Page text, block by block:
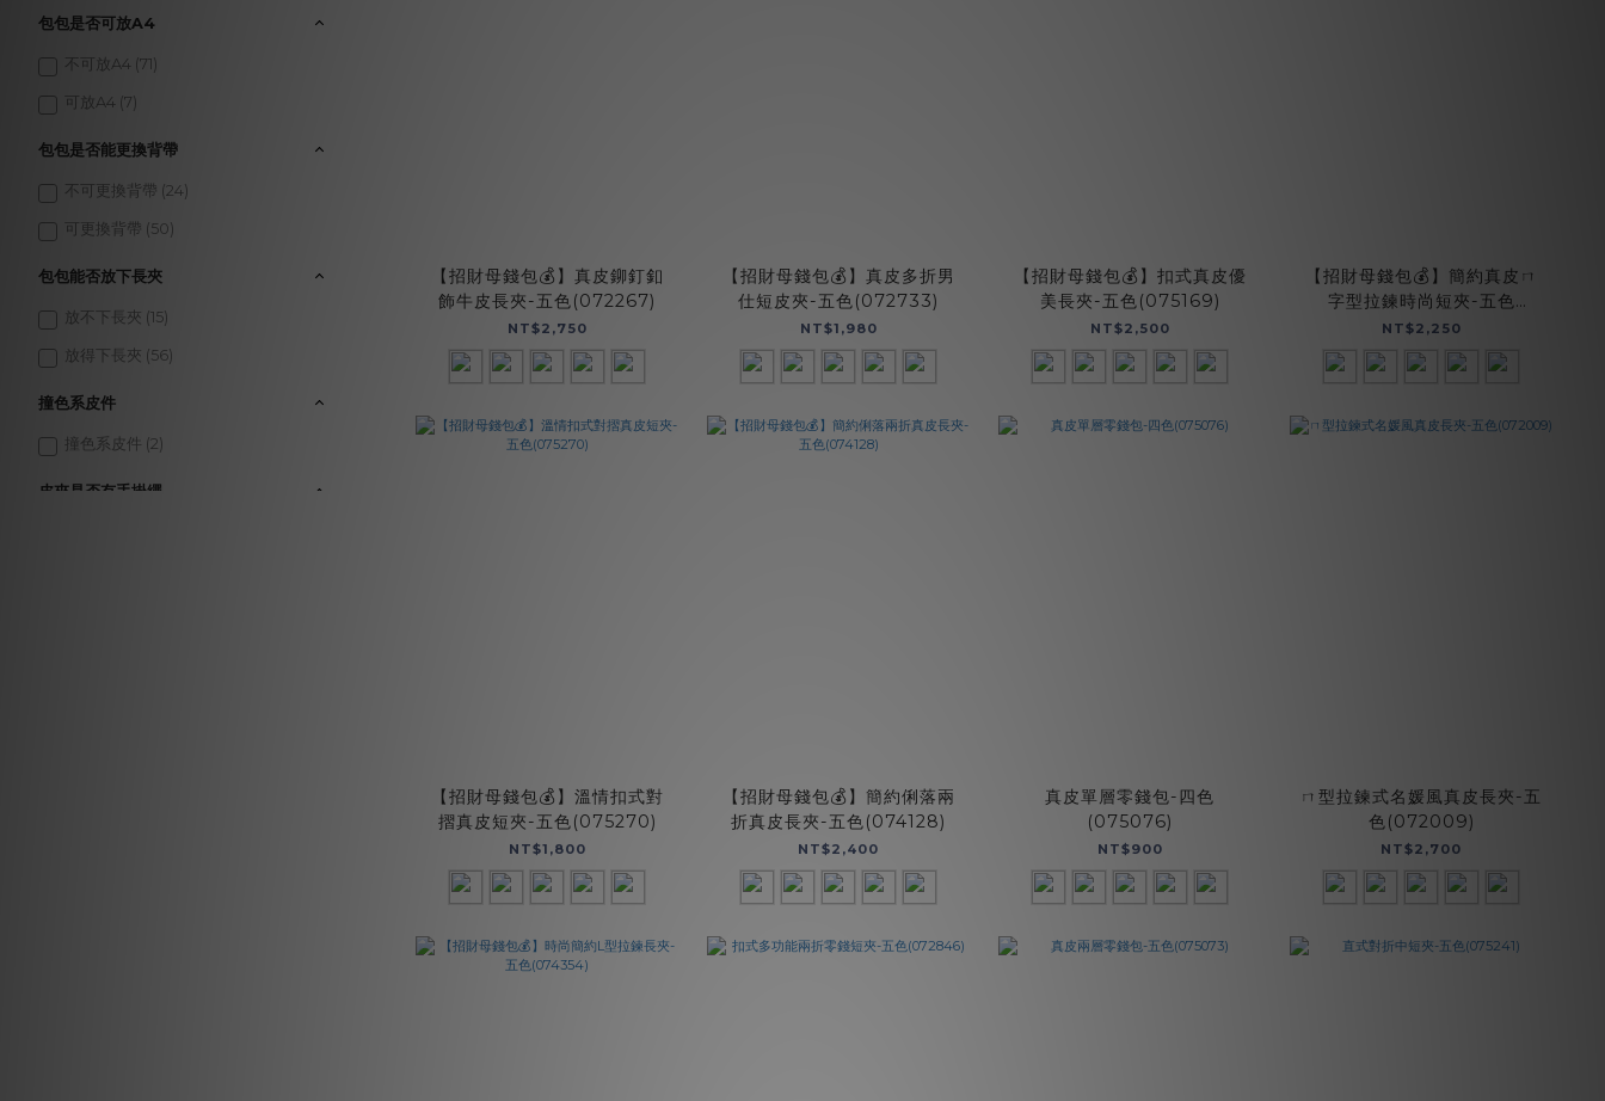
包包是否可放A4
不可放A4 (71)
可放A4 (7)
包包是否能更換背帶
不可更換背帶 (24)
可更換背帶 (50)
包包能否放下長夾
放不下長夾 (15)
放得下長夾 (56)
撞色系皮件
撞色系皮件 (2)
皮夾是否有手掛繩
【招財母錢包💰】真皮鉚釘釦
飾牛皮長夾-五色(072267)
NT$2,750
【招財母錢包💰】真皮多折男
仕短皮夾-五色(072733)
NT$1,980
【招財母錢包💰】扣式真皮優
美長夾-五色(075169)
NT$2,500
【招財母錢包💰】簡約真皮ㄇ
字型拉鍊時尚短夾-五色
(074350)
NT$2,250
【招財母錢包💰】溫情扣式對
摺真皮短夾-五色(075270)
NT$1,800
【招財母錢包💰】簡約俐落兩
折真皮長夾-五色(074128)
NT$2,400
真皮單層零錢包-四色
(075076)
NT$900
ㄇ型拉鍊式名媛風真皮長夾-五
色(072009)
NT$2,700